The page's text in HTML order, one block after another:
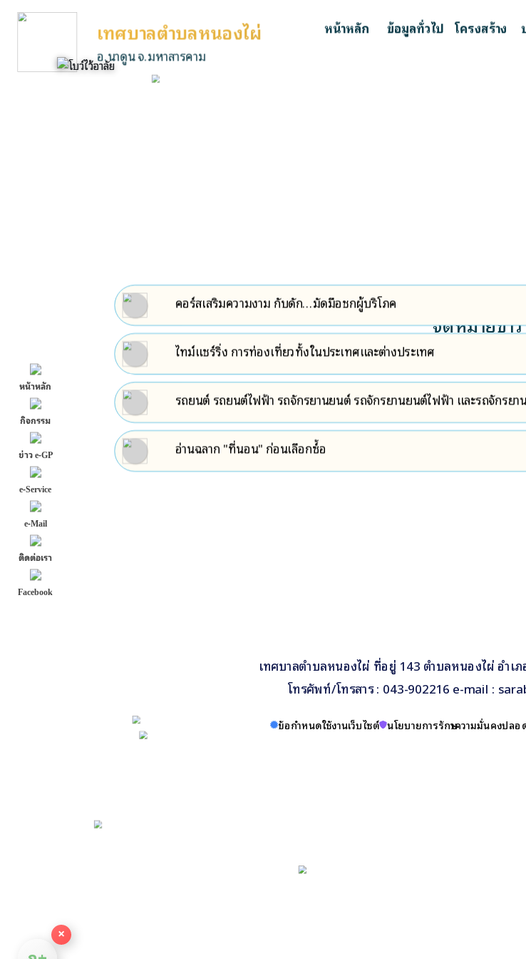
หน้าหลัก
กิจกรรม
ข่าว e-GP
e-Service
e-Mail
ติดต่อเรา
Facebook
เทศบาลตำบลหนองไผ่
อ.นาดูน จ.มหาสารคาม
หน้าหลัก ข้อมูลทั่วไป โครงสร้าง
จดหมายข่าว
คอร์สเสริมความงาม กับดัก...มัดมือชกผู้บริโภค
ไทม์แชร์ริ่ง การท่องเที่ยวทั้งในประเทศและต่างประเทศ
รถยนต์ รถยนต์ไฟฟ้า รถจักรยานยนต์ รถจักรยานยนต์ไฟฟ้า และรถจักรย
อ่านฉลาก "ที่นอน" ก่อนเลือกซ์้อ
เทศบาลตำบลหนองไผ่ ที่อยู่ 143 ตำบลหนองไผ่ อำเ
โทรศัพท์/โทรสาร : 043-902216 e-mail :
ข้อกำหนดใช้งานเว็บไซต์ นโยบายการรักษาความมั่นคงปลอ
×